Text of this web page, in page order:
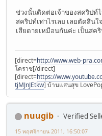
ช่วงนั้นติดต่อเจ้าของสคริปท์
สคริปท์เท่าไรเลย เลยตัดสิน
เสียดายเหมือนกันค่ะ เป็นสค
[direct=http://www.web-
โคราช[/direct]
[direct=https://
tjMJnJEtkw] บ้านแสนสุข
nuugib
Verified
15 พฤศจิกายน 2011, 16:50:07